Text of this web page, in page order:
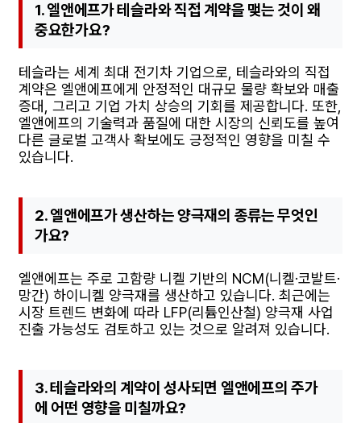
1. 엘앤에프가 테슬라와 직접 계약을 맺는 것이 왜
중요한가요?
테슬라는 세계 최대 전기차 기업으로, 테슬라와의 직접
계약은 엘앤에프에게 안정적인 대규모 물량 확보와 매출
증대, 그리고 기업 가치 상승의 기회를 제공합니다. 또한,
엘앤에프의 기술력과 품질에 대한 시장의 신뢰도를 높여
다른 글로벌 고객사 확보에도 긍정적인 영향을 미칠 수
있습니다.
2. 엘앤에프가 생산하는 양극재의 종류는 무엇인
가요?
엘앤에프는 주로 고함량 니켈 기반의 NCM(니켈·코발트·
망간) 하이니켈 양극재를 생산하고 있습니다. 최근에는
시장 트렌드 변화에 따라 LFP(리튬인산철) 양극재 사업
진출 가능성도 검토하고 있는 것으로 알려져 있습니다.
3. 테슬라와의 계약이 성사되면 엘앤에프의 주가
에 어떤 영향을 미칠까요?